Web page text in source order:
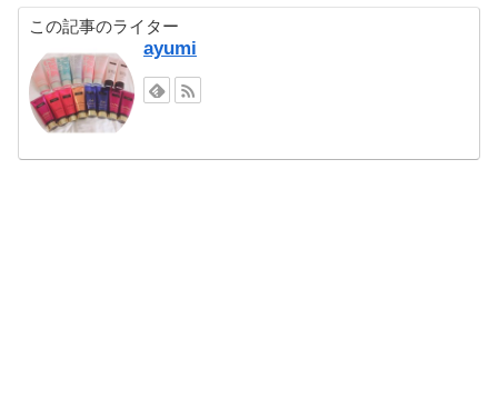
この記事のライター
ayumi